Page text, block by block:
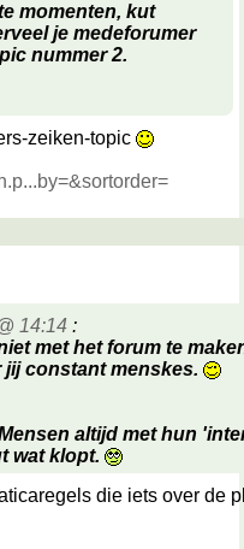
momenten, kut
je medeforumer
nummer 2.
zeiken-topic
14:14 :
met het forum te
jij constant menskes.
altijd met hun
wat klopt.
die iets over de